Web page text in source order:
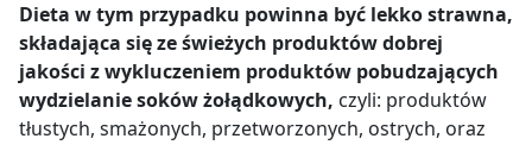
Dieta w tym przypadku powinna być lekko strawna,
składająca się ze świeżych produktów dobrej
jakości z wykluczeniem produktów pobudzających
wydzielanie soków żołądkowych, czyli: produktów
tłustych, smażonych, przetworzonych, ostrych, oraz